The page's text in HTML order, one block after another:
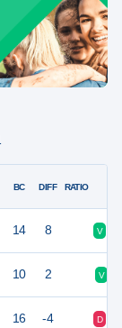
BC DIFF RATIO
14 8 V
10 2 V
16 -4 D